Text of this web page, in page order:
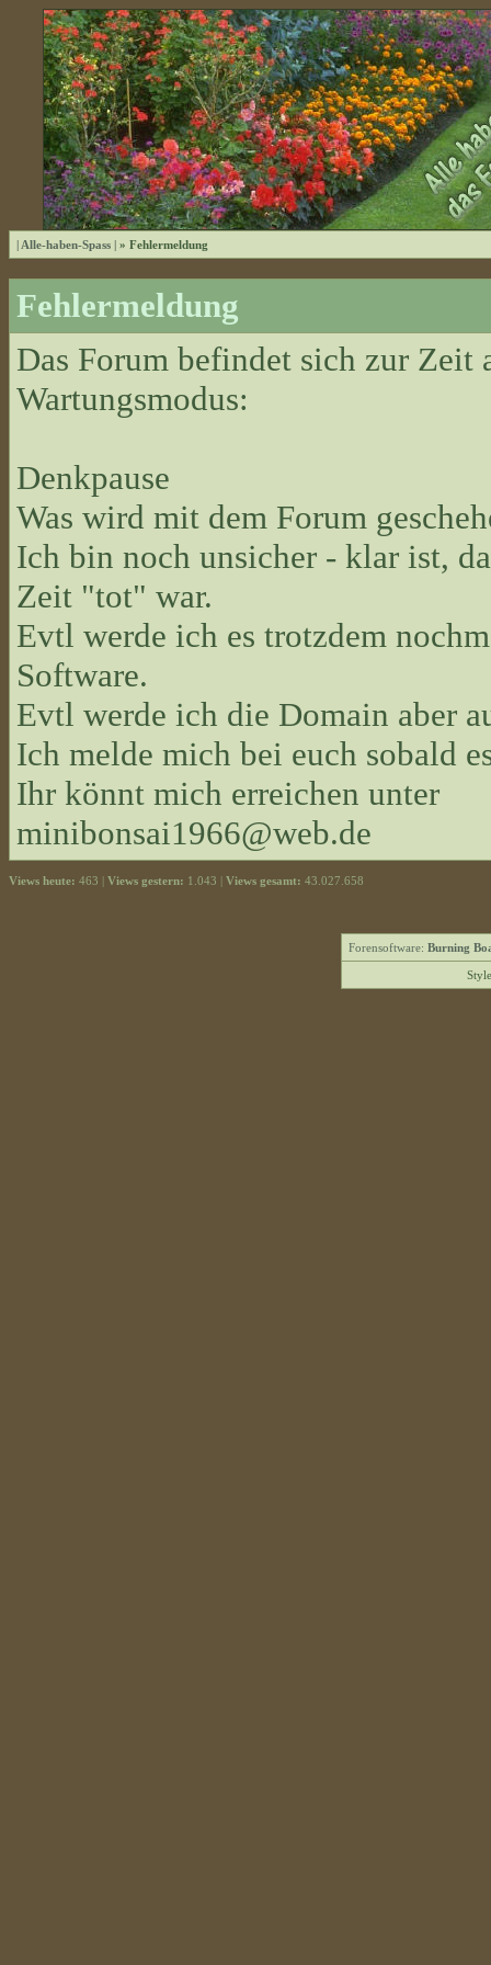
| Alle-haben-Spass | » Fehlermeldung
Fehlermeldung
Das Forum befindet sich zur Zeit
Wartungsmodus:
Denkpause
Was wird mit dem Forum
Ich bin noch unsicher - klar ist,
Zeit "tot" war.
Evtl werde ich es trotzdem
Software.
Evtl werde ich die Domain aber
Ich melde mich bei euch sobald
Ihr könnt mich erreichen unter
minibonsai1966@web.de
Views heute: 463 | Views gestern: 1.043 | Views gesamt: 43.027.658
Forensoftware: Burning